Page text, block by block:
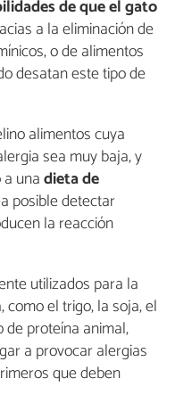
de que el gato
a la eliminación de
o de alimentos
desatan este tipo de
alimentos cuya
sea muy baja, y
unadieta de
posible detectar
la reacción
utilizados para la
el trigo, la soja, el
de proteína animal,
a provocar alergias
que deben